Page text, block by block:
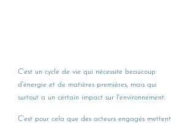
C'est un cycle de vie qui nécessite beaucoup
d'énergie et de matières premières, mais qui
surtout a un certain impact sur l'environnement.
C'est pour cela que des acteurs engagés mettent